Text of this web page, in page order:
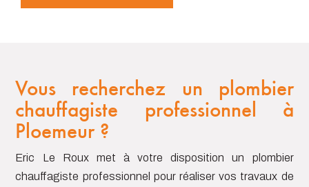
Vous recherchez un plombier
chauffagiste professionnel à
Ploemeur ?
Eric Le Roux met à votre disposition un plombier
chauffagiste professionnel pour réaliser vos travaux de